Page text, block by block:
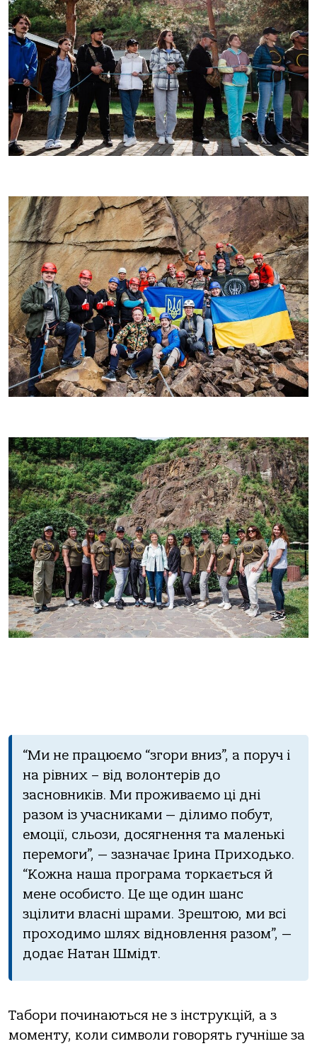
“Ми не працюємо “згори вниз”, а поруч і
на рівних – від волонтерів до
засновників. Ми проживаємо ці дні
разом із учасниками — ділимо побут,
емоції, сльози, досягнення та маленькі
перемоги”, — зазначає Ірина Приходько.
“Кожна наша програма торкається й
мене особисто. Це ще один шанс
зцілити власні шрами. Зрештою, ми всі
проходимо шлях відновлення разом”, —
додає Натан Шмідт.
Табори починаються не з інструкцій, а з
моменту, коли символи говорять гучніше за